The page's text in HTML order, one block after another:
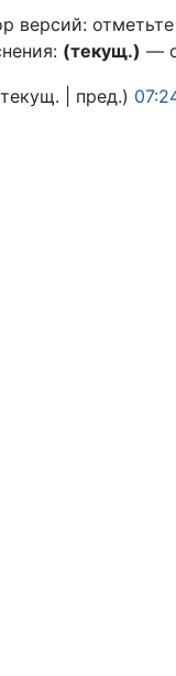
версий:
(текущ.) —
текущ. пред.